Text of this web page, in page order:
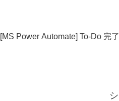
[MS Power Automate] To-Do 完